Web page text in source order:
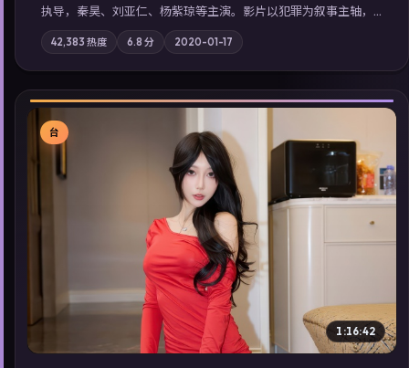
执导，秦昊、刘亚仁、杨紫琼等主演。影片以犯罪为叙事主轴，
边境小镇的平静被一封匿名信彻底打破；摄影与配乐强化地域气
质；站内亦可通过「国产免费观看高清电视剧在线看」延展检索
同类型高分佳作，畅享高清在线追剧体验。
42,383 热度 6.8 分 2020-01-17
▶
台
1:16:42